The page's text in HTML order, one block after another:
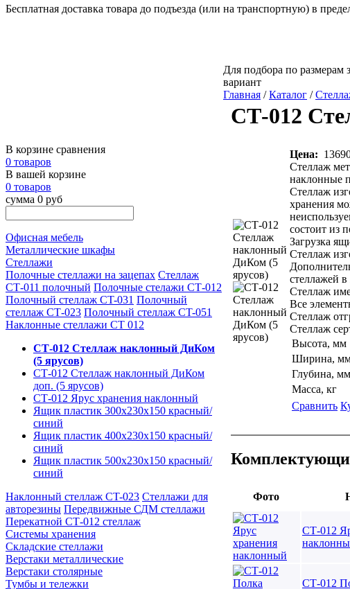
Бесплатная доставка товара до подъезда (или на транспортную) в
В корзине сравнения
0 товаров
В вашей корзине
0 товаров
сумма 0 руб
Офисная мебель
Металлические шкафы
Стеллажи
Полочные стеллажи на зацепах Стеллаж
СТ-011 полочный Полочные стелажи СТ-012
Полочный стеллаж CT-031 Полочный
стеллаж СТ-023 Полочный стеллаж CT-051
Наклонные стеллажи СТ 012
СТ-012 Стеллаж наклонный ДиКом
(5 ярусов)
СТ-012 Стеллаж наклонный ДиКом
доп. (5 ярусов)
СТ-012 Ярус хранения наклонный
Ящик пластик 300х230х150 красный/
синий
Ящик пластик 400х230х150 красный/
синий
Ящик пластик 500х230х150 красный/
синий
Наклонный стеллаж CT-023 Стеллажи для
авторезины Передвижные СДМ стеллажи
Перекатной СТ-012 стеллаж
Системы хранения
Складские стеллажи
Верстаки металлические
Верстаки столярные
Тумбы и тележки
Для подбора по размерам
вариант
Главная /Каталог /
СТ-012
Цена:
Стеллаж
наклонные
Стеллаж
хранения
состоит из
Загрузка
Стеллаж
стеллажей
Стеллаж
Все
Стеллаж
Стеллаж
Высота, мм
Ширина,
Глубина, мм
Масса, кг
Сравнить
Фото
СТ-012
СТ-012